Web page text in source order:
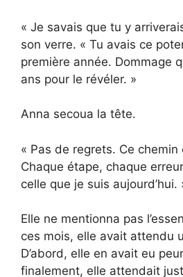
« Je savais que tu y
son verre. « Tu avais ce
première année. Dommage
ans pour le révéler. »
Anna secoua la tête.
« Pas de regrets. Ce
Chaque étape, chaque
celle que je suis aujourd’hui.
Elle ne mentionna pas
ces mois, elle avait attendu
D’abord, elle en avait eu
finalement, elle attendait